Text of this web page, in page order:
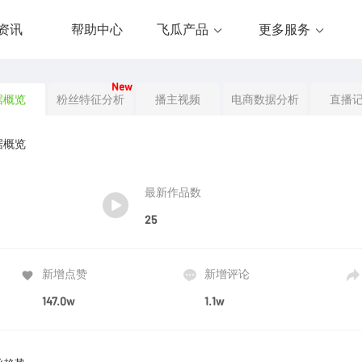
讯 帮助中心 飞瓜产品 更多服务
概览 粉丝特征分析
New
播主视频 电商数据分析 直播
概览
最新作品数
25
新增点赞
147.0w
新增评论
1.1w